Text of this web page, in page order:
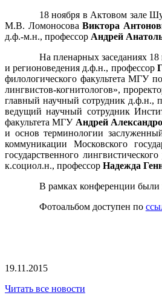
18 ноября в Актовом зале
М.В. ЛомоносоваВиктора
д.ф.-м.н., профессор Андрей
На пленарных заседаниях
и регионоведения д.ф.н., профессор
филологического факультета МГУ
лингвистов-когнитологов»,
главный научный сотрудник д.ф.н.,
ведущий научный сотрудник
факультета МГУ Андрей
и основ терминологии
коммуникации Московского
государственного лингвистического
к.социол.н., профессор Надежда
В рамках конференции были
Фотоальбом доступен по
19.11.2015
Читать все новости